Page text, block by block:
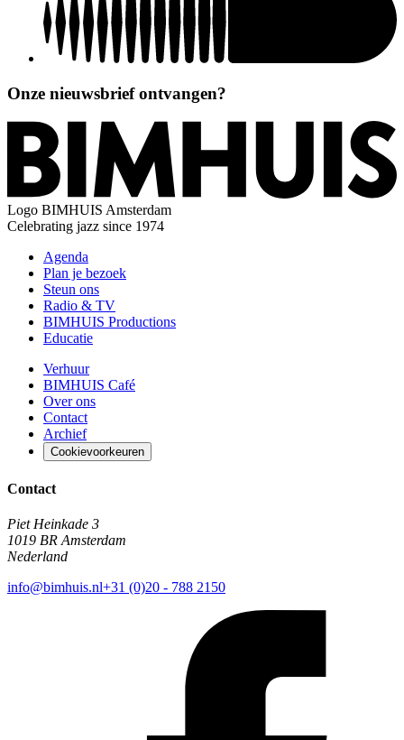
Onze nieuwsbrief ontvangen?
Logo BIMHUIS Amsterdam
Celebrating jazz since 1974
Agenda
Plan je bezoek
Steun ons
Radio & TV
BIMHUIS Productions
Educatie
Verhuur
BIMHUIS Café
Over ons
Contact
Archief
Cookievoorkeuren
Contact
Piet Heinkade 3
1019 BR Amsterdam
Nederland
info@bimhuis.nl+31 (0)20 - 788 2150